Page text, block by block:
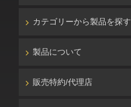
カテゴリーから製品を探す
製品について
販売特約/代理店